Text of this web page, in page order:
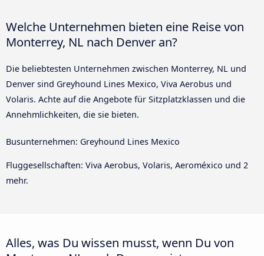
Welche Unternehmen bieten eine Reise von
Monterrey, NL nach Denver an?
Die beliebtesten Unternehmen zwischen Monterrey, NL und
Denver sind Greyhound Lines Mexico, Viva Aerobus und
Volaris. Achte auf die Angebote für Sitzplatzklassen und die
Annehmlichkeiten, die sie bieten.
Busunternehmen: Greyhound Lines Mexico
Fluggesellschaften: Viva Aerobus, Volaris, Aeroméxico und 2
mehr.
Alles, was Du wissen musst, wenn Du von